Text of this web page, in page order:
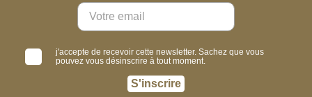
j'accepte de recevoir cette newsletter. Sachez que vous
pouvez vous désinscrire à tout moment.
S'inscrire